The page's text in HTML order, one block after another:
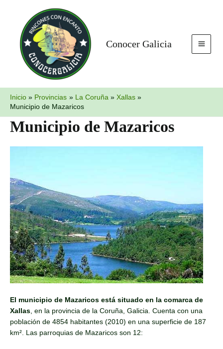
contenido
Conocer Galicia
Inicio Provincias La Coruña
Xallas
Municipio de Mazaricos
Municipio de Mazaricos
El municipio de Mazaricos está situado en la comarca de
Xallas, en la provincia de la Coruña, Galicia. Cuenta con una
población de 4854 habitantes (2010) en una superficie de 187
km². Las parroquias de Mazaricos son 12: